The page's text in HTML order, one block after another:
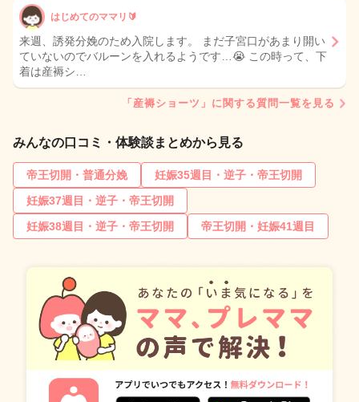
はじめてのママリ🔰
来週、誘発分娩のため入院します。 まだ子宮口があまり開い
ていないのでバルーンを入れるようです…😭 この時って、下
着は産褥シ…
「産褥ショーツ」に関する質問一覧を見る
みんなの口コミ・体験談まとめから見る
帝王切開・普通分娩
妊娠35週目・逆子・帝王切開
妊娠37週目・逆子・帝王切開
妊娠38週目・逆子・帝王切開
帝王切開・妊娠41週目